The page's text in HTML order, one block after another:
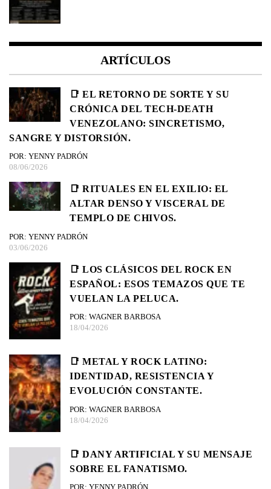
ARTÍCULOS
📑 EL RETORNO DE SORTE Y SU
CRÓNICA DEL TECH-DEATH
VENEZOLANO: SINCRETISMO,
SANGRE Y DISTORSIÓN.
POR: YENNY PADRÓN
08/06/2026
📑 RITUALES EN EL EXILIO: EL
ALTAR DENSO Y VISCERAL DE
TEMPLO DE CHIVOS.
POR: YENNY PADRÓN
03/06/2026
📑 LOS CLÁSICOS DEL ROCK EN
ESPAÑOL: ESOS TEMAZOS QUE TE
VUELAN LA PELUCA.
POR: WAGNER BARBOSA
18/04/2026
📑 METAL Y ROCK LATINO:
IDENTIDAD, RESISTENCIA Y
EVOLUCIÓN CONSTANTE.
POR: WAGNER BARBOSA
18/04/2026
📑 DANY ARTIFICIAL Y SU MENSAJE
SOBRE EL FANATISMO.
POR: YENNY PADRÓN